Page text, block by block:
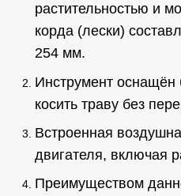
растительностью и
корда (лески)
254 мм.
Инструмент оснащён
косить траву без
Встроенная
двигателя, включая
Преимуществом